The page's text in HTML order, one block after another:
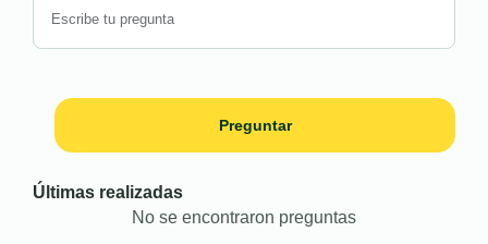
Preguntar
Últimas realizadas
No se encontraron preguntas